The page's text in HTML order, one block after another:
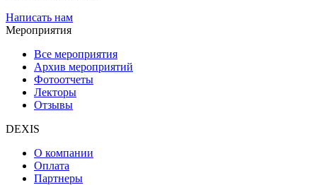
Написать нам
Мероприятия
Все мероприятия
Архив мероприятий
Фотоотчеты
Лекторы
Отзывы
DEXIS
О компании
Оплата
Партнеры